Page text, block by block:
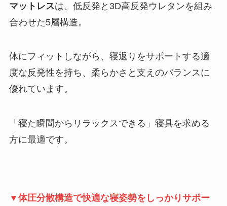
マットレスは、低反発と3D高反発ウレタンを組み
合わせた5層構造。
体にフィットしながら、寝返りをサポートする適
度な反発性を持ち、柔らかさと支えのバランスに
優れています。
「寝た瞬間からリラックスできる」寝具を求める
方に最適です。
▼体圧分散構造で快適な寝姿勢をしっかりサポー